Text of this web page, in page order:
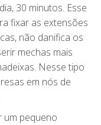
30 minutos. Esse
fixar as extensões
não danifica os
mechas mais
Nesse tipo
em nós de
um pequeno